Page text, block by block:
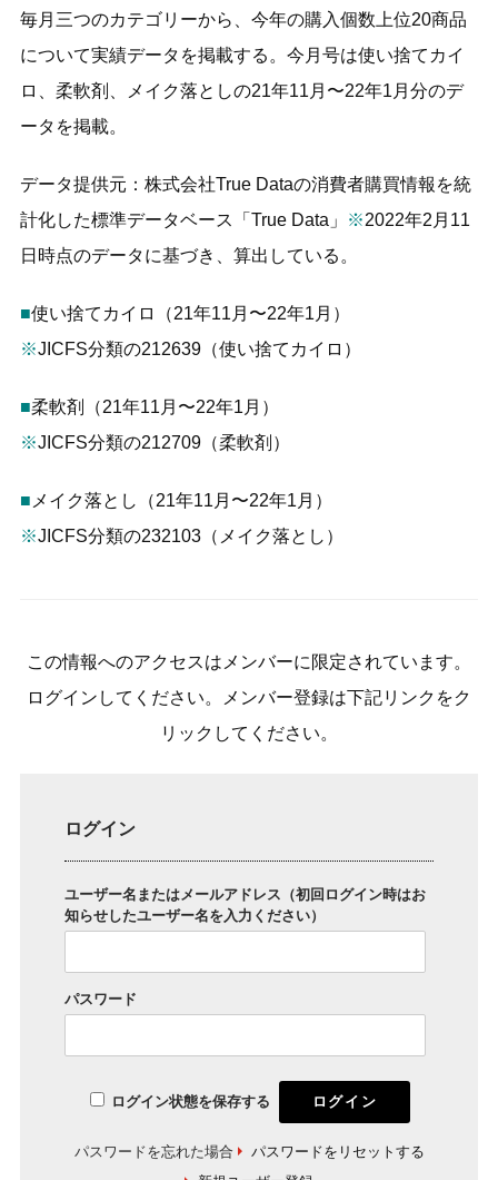
毎月三つのカテゴリーから、今年の購入個数上位20商品
について実績データを掲載する。今月号は使い捨てカイ
ロ、柔軟剤、メイク落としの21年11月〜22年1月分のデ
ータを掲載。
データ提供元：株式会社True Dataの消費者購買情報を統
計化した標準データベース「True Data」
※2022年2月11
日時点のデータに基づき、算出している。
■使い捨てカイロ（21年11月〜22年1月）
※JICFS分類の212639（使い捨てカイロ）
■柔軟剤（21年11月〜22年1月）
※JICFS分類の212709（柔軟剤）
■ メイク落とし（21年11月〜22年1月）
※JICFS分類の232103（メイク落とし）
この情報へのアクセスはメンバーに限定されています。
ログインしてください。メンバー登録は下記リンクをク
リックしてください。
ログイン
ユーザー名またはメールアドレス（初回ログイン時はお
知らせしたユーザー名を入力ください）
パスワード
ログイン状態を保存する
パスワードを忘れた場合
パスワードをリセットする